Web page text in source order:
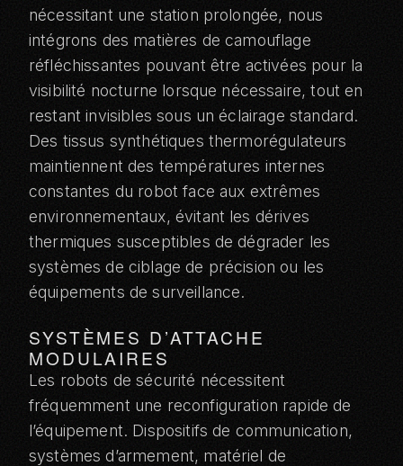
nécessitant une station prolongée, nous
intégrons des matières de camouflage
réfléchissantes pouvant être activées pour la
visibilité nocturne lorsque nécessaire, tout en
restant invisibles sous un éclairage standard.
Des tissus synthétiques thermorégulateurs
maintiennent des températures internes
constantes du robot face aux extrêmes
environnementaux, évitant les dérives
thermiques susceptibles de dégrader les
systèmes de ciblage de précision ou les
équipements de surveillance.
SYSTÈMES D’ATTACHE
MODULAIRES
Les robots de sécurité nécessitent
fréquemment une reconfiguration rapide de
l’équipement. Dispositifs de communication,
systèmes d’armement, matériel de